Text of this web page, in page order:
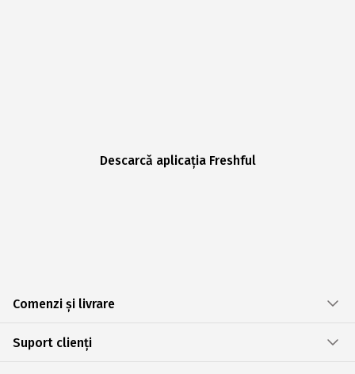
Descarcă aplicația Freshful
Comenzi și livrare
Suport clienți